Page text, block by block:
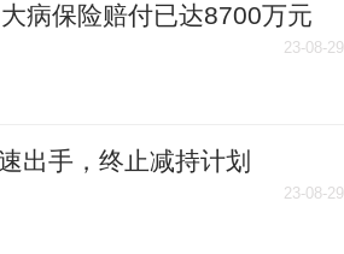
病保险赔付已达8700万元
23-08-29
出手，终止减持计划
23-08-29